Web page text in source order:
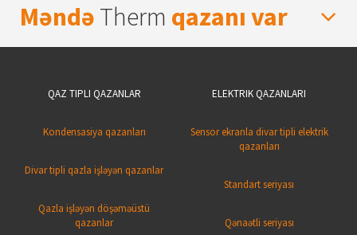
Məndə Therm qazanı var
QAZ TIPLI QAZANLAR
Kondensasiya qazanları
Divar tipli qazla işləyən qazanlar
Qazla işləyən döşəməüstü
qazanlar
ELEKTRIK QAZANLARI
Sensor ekranla divar tipli elektrik
qazanları
Standart seriyası
Qənaətli seriyası